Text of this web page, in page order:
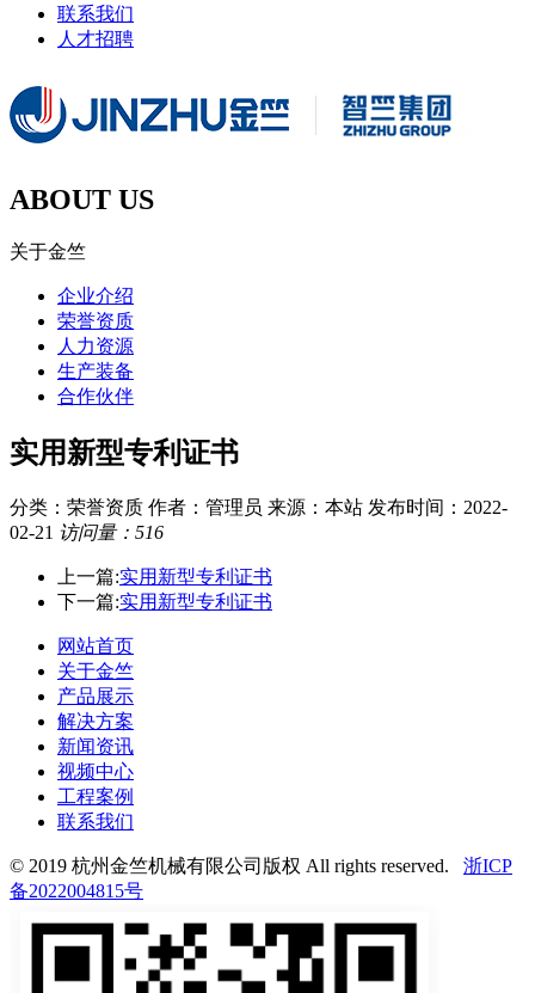
联系我们
人才招聘
ABOUT US
关于金竺
企业介绍
荣誉资质
人力资源
生产装备
合作伙伴
实用新型专利证书
分类：荣誉资质 作者：管理员 来源：本站 发布时间：2022-
02-21 访问量：516
上一篇:实用新型专利证书
下一篇:实用新型专利证书
网站首页
关于金竺
产品展示
解决方案
新闻资讯
视频中心
工程案例
联系我们
© 2019 杭州金竺机械有限公司版权 All rights reserved. 浙ICP
备2022004815号